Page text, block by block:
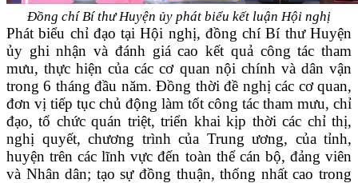
Đồng chí Bí thư Huyện ủy phát biểu kết luận Hội nghị
Phát biểu chỉ đạo tại Hội nghị, đồng chí Bí thư Huyện
ủy ghi nhận và đánh giá cao kết quả công tác tham
mưu, thực hiện của các cơ quan nội chính và dân vận
trong 6 tháng đầu năm. Đồng thời đề nghị các cơ quan,
đơn vị tiếp tục chủ động làm tốt công tác tham mưu, chỉ
đạo, tổ chức quán triệt, triển khai kịp thời các chỉ thị,
nghị quyết, chương trình của Trung ương, của tỉnh,
huyện trên các lĩnh vực đến toàn thể cán bộ, đảng viên
và Nhân dân; tạo sự đồng thuận, thống nhất cao trong